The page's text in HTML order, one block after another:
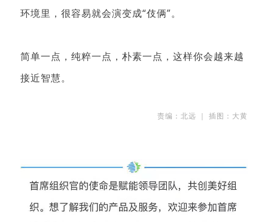
环境里，很容易就会演变成“伎俩”。
简单一点，纯粹一点，朴素一点，这样你会越来越
接近智慧。
责编：北远 ｜ 插图：大黄